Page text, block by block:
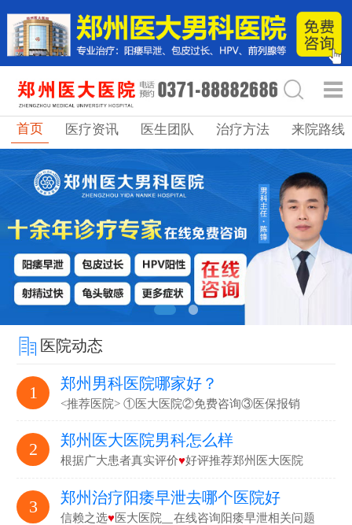
首页 医疗资讯 医生团队 治疗方法 来院路线
医院动态
1 郑州男科医院哪家好？
<推荐医院> ①医大医院②免费咨询③医保报销
2 郑州医大医院男科怎么样
根据广大患者真实评价♥好评推荐郑州医大医院
3 郑州治疗阳痿早泄去哪个医院好
信赖之选♥医大医院▁在线咨询阳痿早泄相关问题